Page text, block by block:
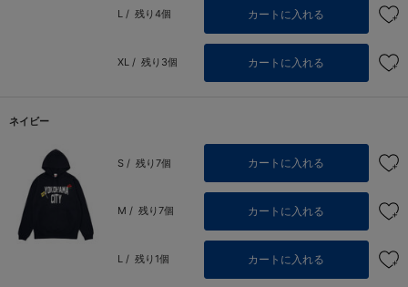
L / 残り4個 カートに入れる
XL / 残り3個 カートに入れる
ネイビー
S / 残り7個 カートに入れる
M / 残り7個 カートに入れる
L / 残り1個 カートに入れる